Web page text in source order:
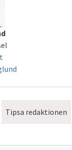
Tipsa redaktionen